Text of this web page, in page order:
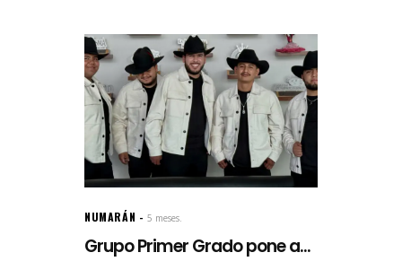
NUMARÁN 5 meses.
Grupo Primer Grado pone a...